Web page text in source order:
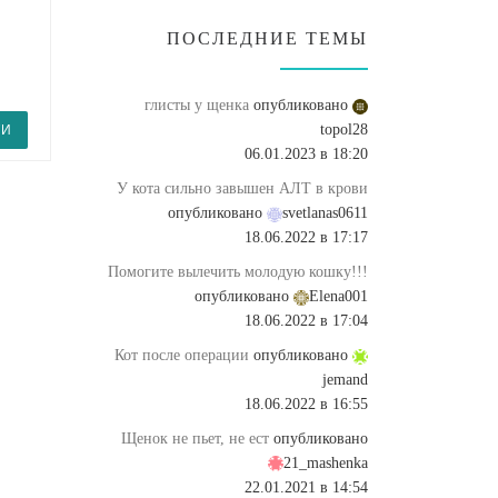
ПОСЛЕДНИЕ ТЕМЫ
глисты у щенка опубликовано
topol28
06.01.2023 в 18:20
У кота сильно завышен АЛТ в крови
опубликовано
svetlanas0611
18.06.2022 в 17:17
Помогите вылечить молодую кошку!!!
опубликовано
Elena001
18.06.2022 в 17:04
Кот после операции опубликовано
jemand
18.06.2022 в 16:55
Щенок не пьет, не ест опубликовано
21_mashenka
22.01.2021 в 14:54